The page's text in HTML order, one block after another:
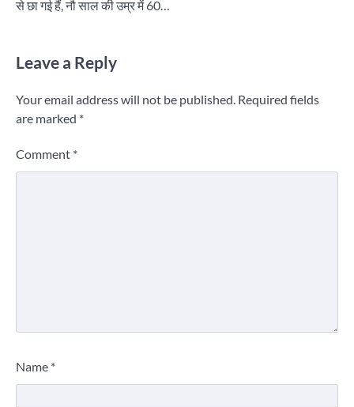
से छा गई हैं, नौ साल की उम्र में 60…
Leave a Reply
Your email address will not be published. Required fields
are marked *
Comment *
Name *